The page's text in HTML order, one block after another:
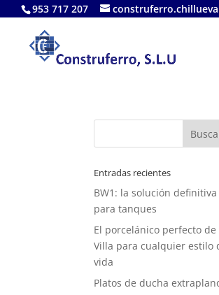
953 717 207
Entradas recientes
BW1: la solución definitiva
para tanques
El porcelánico perfecto de
Villa para cualquier estilo
vida
Platos de ducha